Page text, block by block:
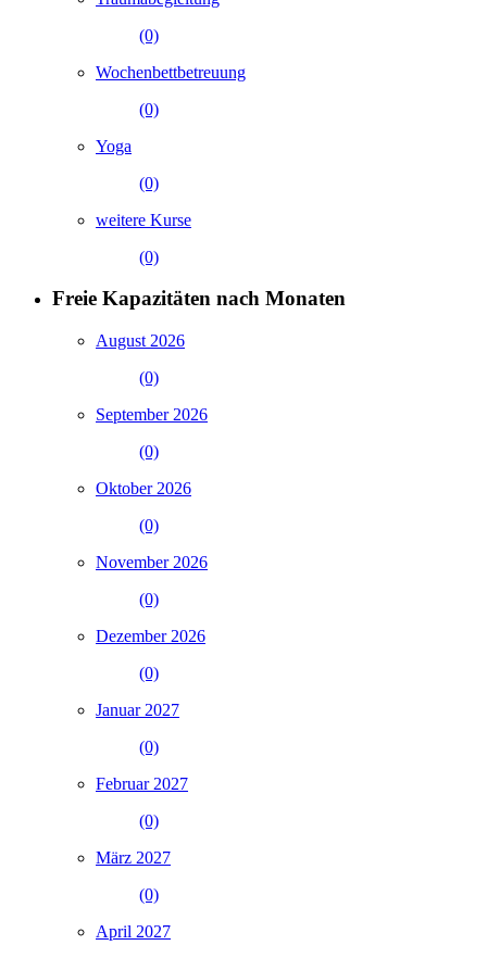
(0)
Wochenbettbetreuung
(0)
Yoga
(0)
weitere Kurse
(0)
Freie Kapazitäten nach Monaten
August 2026
(0)
September 2026
(0)
Oktober 2026
(0)
November 2026
(0)
Dezember 2026
(0)
Januar 2027
(0)
Februar 2027
(0)
März 2027
(0)
April 2027